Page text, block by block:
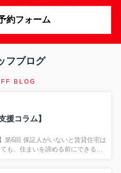
約フォーム
フブログ
BLOG
援コラム】
第6回 保証人がいないと賃貸住宅は
も、住まいを諦める前にできるこ